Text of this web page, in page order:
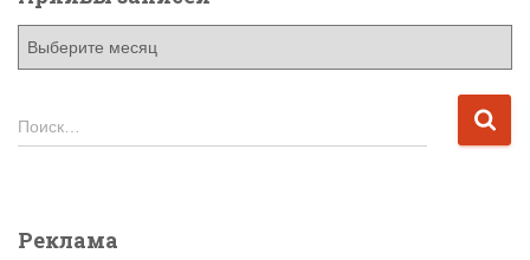
в
п
Н
а
:
Поиск…
Реклама